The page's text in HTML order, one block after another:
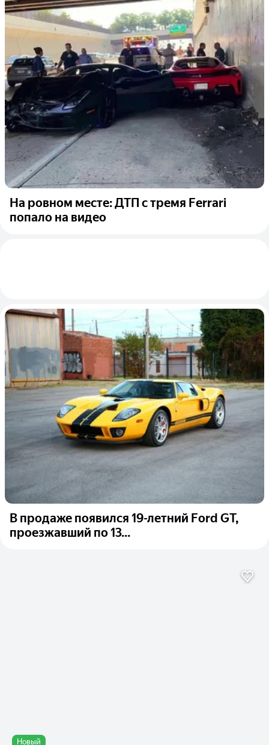
На ровном месте: ДТП с тремя Ferrari
попало на видео
В продаже появился 19-летний Ford GT,
проезжавший по 13...
Новый